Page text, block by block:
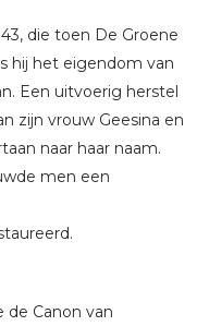
die toen De Groene
hij het eigendom van
Een uitvoerig herstel
zijn vrouw Geesina en
naar haar naam.
men een
de Canon van